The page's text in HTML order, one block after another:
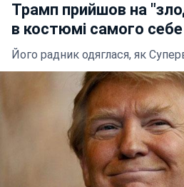
Трамп прийшов на
в костюмі самого себе
Його радник одяглася, як